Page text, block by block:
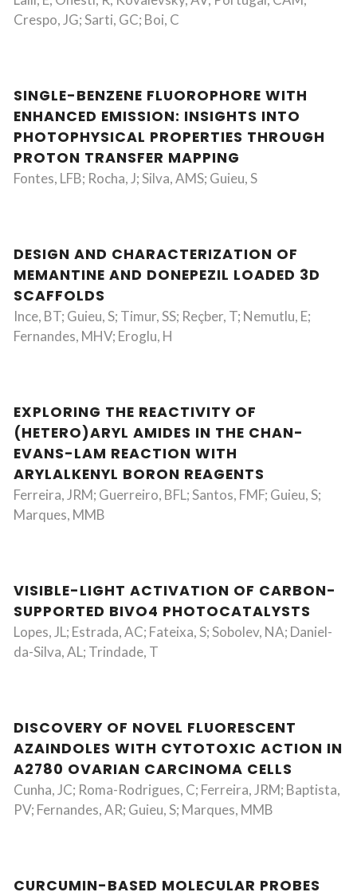
Crespo, JG; Sarti, GC; Boi, C
SINGLE-BENZENE FLUOROPHORE WITH
ENHANCED EMISSION: INSIGHTS INTO
PHOTOPHYSICAL PROPERTIES THROUGH
PROTON TRANSFER MAPPING
Fontes, LFB; Rocha, J; Silva, AMS; Guieu, S
DESIGN AND CHARACTERIZATION OF
MEMANTINE AND DONEPEZIL LOADED 3D
SCAFFOLDS
Ince, BT; Guieu, S; Timur, SS; Reçber, T; Nemutlu, E;
Fernandes, MHV; Eroglu, H
EXPLORING THE REACTIVITY OF
(HETERO)ARYL AMIDES IN THE CHAN-
EVANS-LAM REACTION WITH
ARYLALKENYL BORON REAGENTS
Ferreira, JRM; Guerreiro, BFL; Santos, FMF; Guieu, S;
Marques, MMB
VISIBLE-LIGHT ACTIVATION OF CARBON-
SUPPORTED BIVO4 PHOTOCATALYSTS
Lopes, JL; Estrada, AC; Fateixa, S; Sobolev, NA; Daniel-
da-Silva, AL; Trindade, T
DISCOVERY OF NOVEL FLUORESCENT
AZAINDOLES WITH CYTOTOXIC ACTION IN
A2780 OVARIAN CARCINOMA CELLS
Cunha, JC; Roma-Rodrigues, C; Ferreira, JRM; Baptista,
PV; Fernandes, AR; Guieu, S; Marques, MMB
CURCUMIN-BASED MOLECULAR PROBES